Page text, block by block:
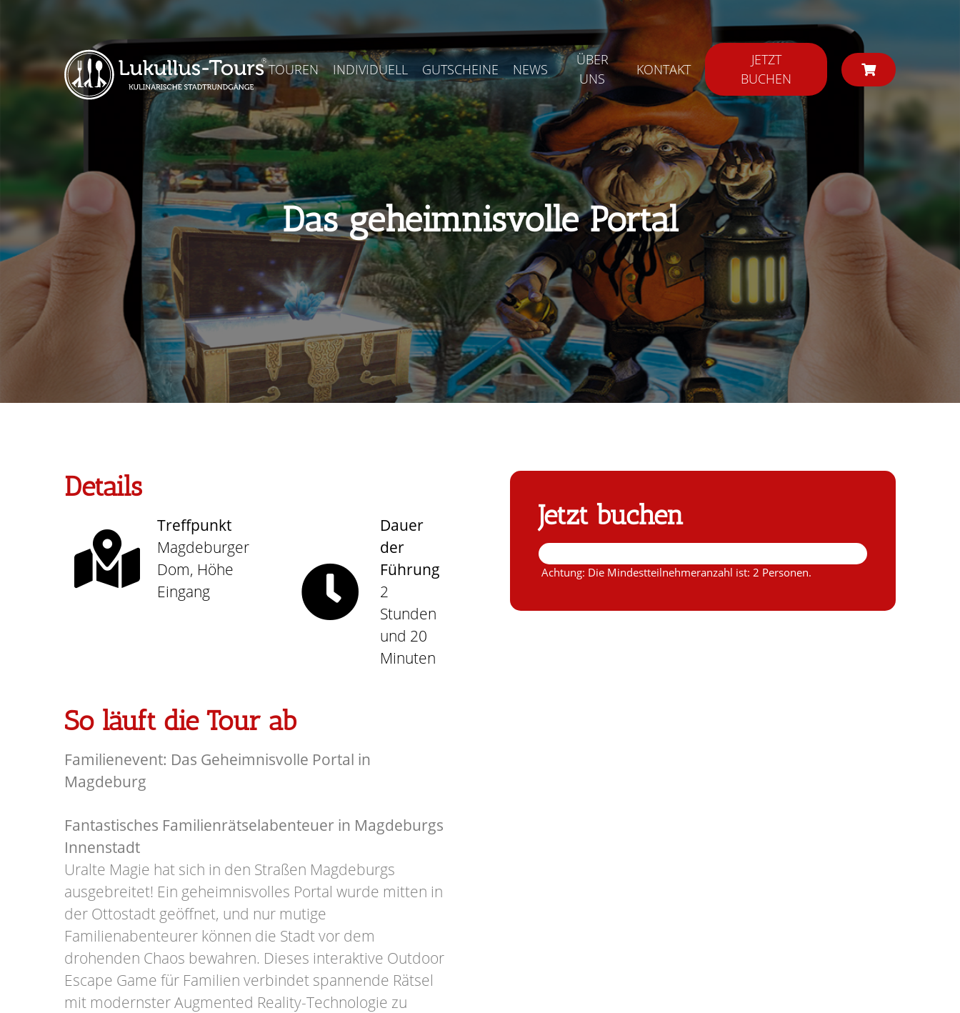
TOUREN INDIVIDUELL GUTSCHEINE NEWS
ÜBER
UNS
KONTAKT
JETZT
BUCHEN
Das geheimnisvolle Portal
Details
Treffpunkt
Magdeburger
Dom, Höhe
Eingang
Dauer
der
Führung
2
Stunden
und 20
Minuten
So läuft die Tour ab
Familienevent: Das Geheimnisvolle Portal in
Magdeburg
Fantastisches Familienrätselabenteuer in Magdeburgs
Innenstadt
Uralte Magie hat sich in den Straßen Magdeburgs
ausgebreitet! Ein geheimnisvolles Portal wurde mitten in
der Ottostadt geöffnet, und nur mutige
Familienabenteurer können die Stadt vor dem
drohenden Chaos bewahren. Dieses interaktive Outdoor
Escape Game für Familien verbindet spannende Rätsel
mit modernster Augmented Reality-Technologie zu
Jetzt buchen
Achtung: Die Mindestteilnehmeranzahl ist: 2 Personen.